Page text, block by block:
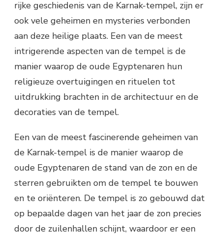
rijke geschiedenis van de Karnak-tempel, zijn er
ook vele geheimen en mysteries verbonden
aan deze heilige plaats. Een van de meest
intrigerende aspecten van de tempel is de
manier waarop de oude Egyptenaren hun
religieuze overtuigingen en rituelen tot
uitdrukking brachten in de architectuur en de
decoraties van de tempel.
Een van de meest fascinerende geheimen van
de Karnak-tempel is de manier waarop de
oude Egyptenaren de stand van de zon en de
sterren gebruikten om de tempel te bouwen
en te oriënteren. De tempel is zo gebouwd dat
op bepaalde dagen van het jaar de zon precies
door de zuilenhallen schijnt, waardoor er een